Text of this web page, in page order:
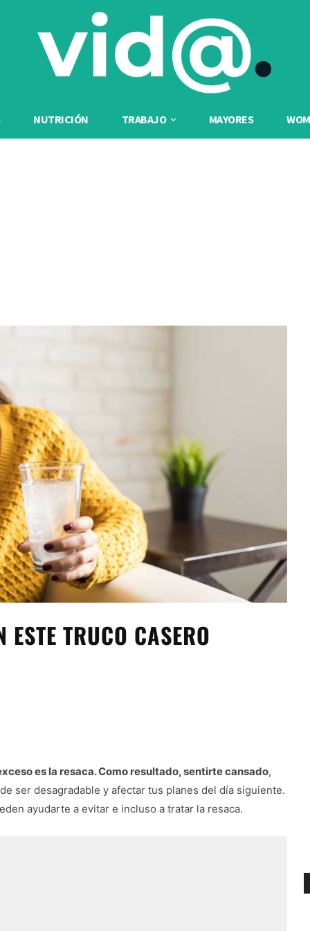
NUTRICIÓN TRABAJO MAYORES
TRUCO CASERO
es la resaca. Como resultado, sentirte cansado,
ser desagradable y afectar tus planes del día siguiente.
ayudarte a evitar e incluso a tratar la resaca.